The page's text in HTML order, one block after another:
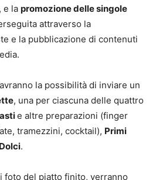
e la promozione delle singole
attraverso la
e la pubblicazione di contenuti
la possibilità di inviare un
, una per ciascuna delle quattro
e altre preparazioni (finger
tramezzini, cocktail), Primi
Dolci.
foto del piatto finito, verranno